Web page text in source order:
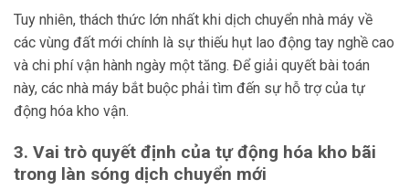
Tuy nhiên, thách thức lớn nhất khi dịch chuyển nhà máy về
các vùng đất mới chính là sự thiếu hụt lao động tay nghề cao
và chi phí vận hành ngày một tăng. Để giải quyết bài toán
này, các nhà máy bắt buộc phải tìm đến sự hỗ trợ của tự
động hóa kho vận.
3. Vai trò quyết định của tự động hóa kho bãi
trong làn sóng dịch chuyển mới